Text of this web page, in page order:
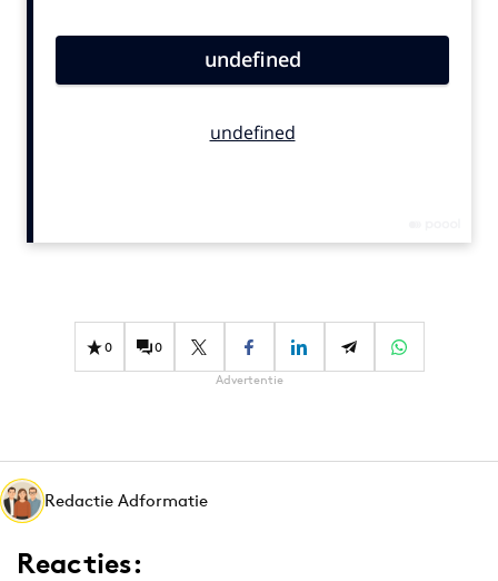
Carriere
Diversiteit
Interne communicatie
Martech
Media
Merkstrategie
0 0
Advertentie
Redactie Adformatie
Reacties: